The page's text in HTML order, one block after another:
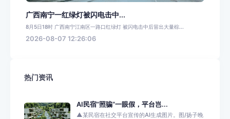
广西南宁一红绿灯被闪电击中...
8月5日18时 广西南宁江南区一路口红绿灯 被闪电击中后冒出大量棕...
2026-08-07 12:26:06
热门资讯
AI民宿“照骗”一眼假，平台岂...
▲某民宿在社交平台宣传的AI生成图片。图/扬子晚